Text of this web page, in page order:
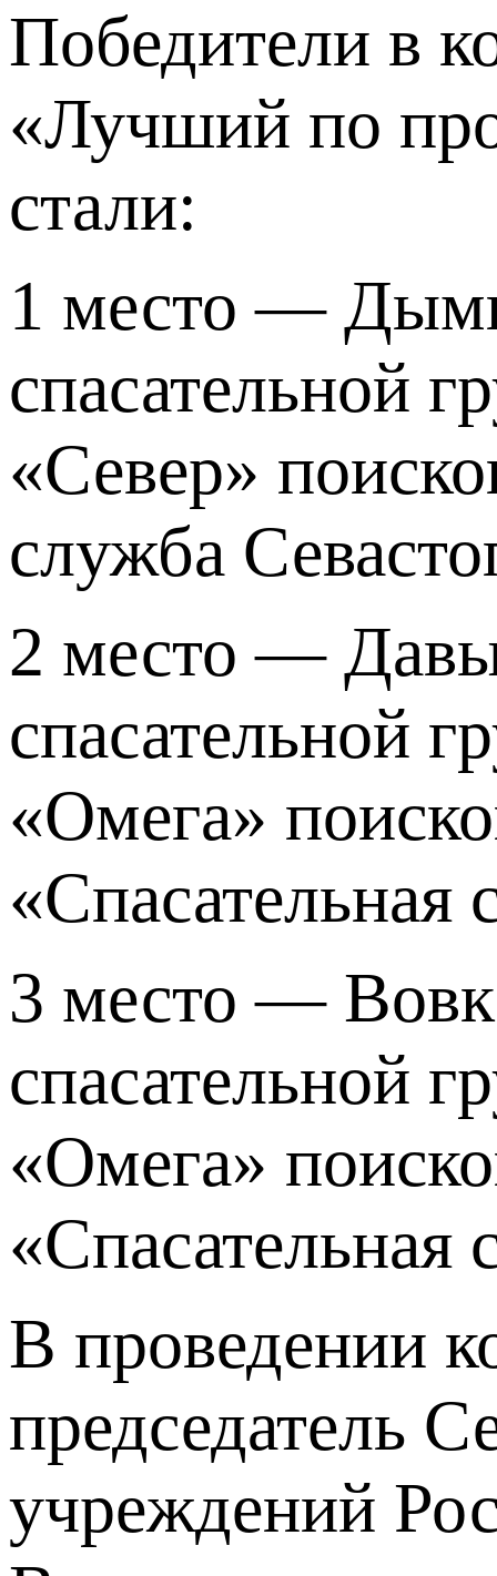
Победители в
«Лучший по
стали:
1 место —
спасательной
«Север»
служба
2 место —
спасательной
«Омега»
«Спасательная
3 место — Вовк
спасательной
«Омега»
«Спасательная
В проведении
председатель
учреждений